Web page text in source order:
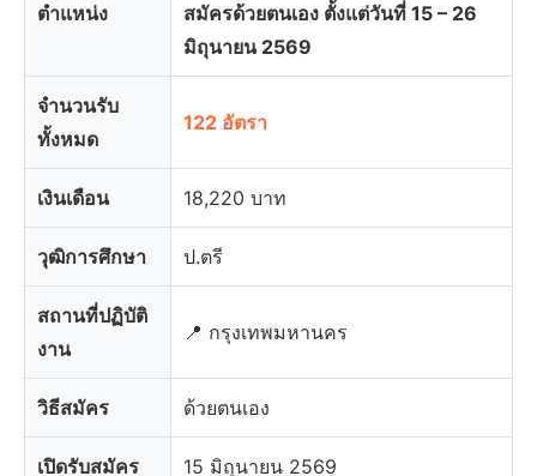
ตำแหน่ง
สมัครด้วยตนเอง ตั้งแต่วันที่ 15 – 26
มิถุนายน 2569
จำนวนรับ
ทั้งหมด
122 อัตรา
เงินเดือน 18,220 บาท
วุฒิการศึกษา ป.ตรี
สถานที่ปฏิบัติ
งาน
📍 กรุงเทพมหานคร
วิธีสมัคร ด้วยตนเอง
เปิดรับสมัคร 15 มิถุนายน 2569